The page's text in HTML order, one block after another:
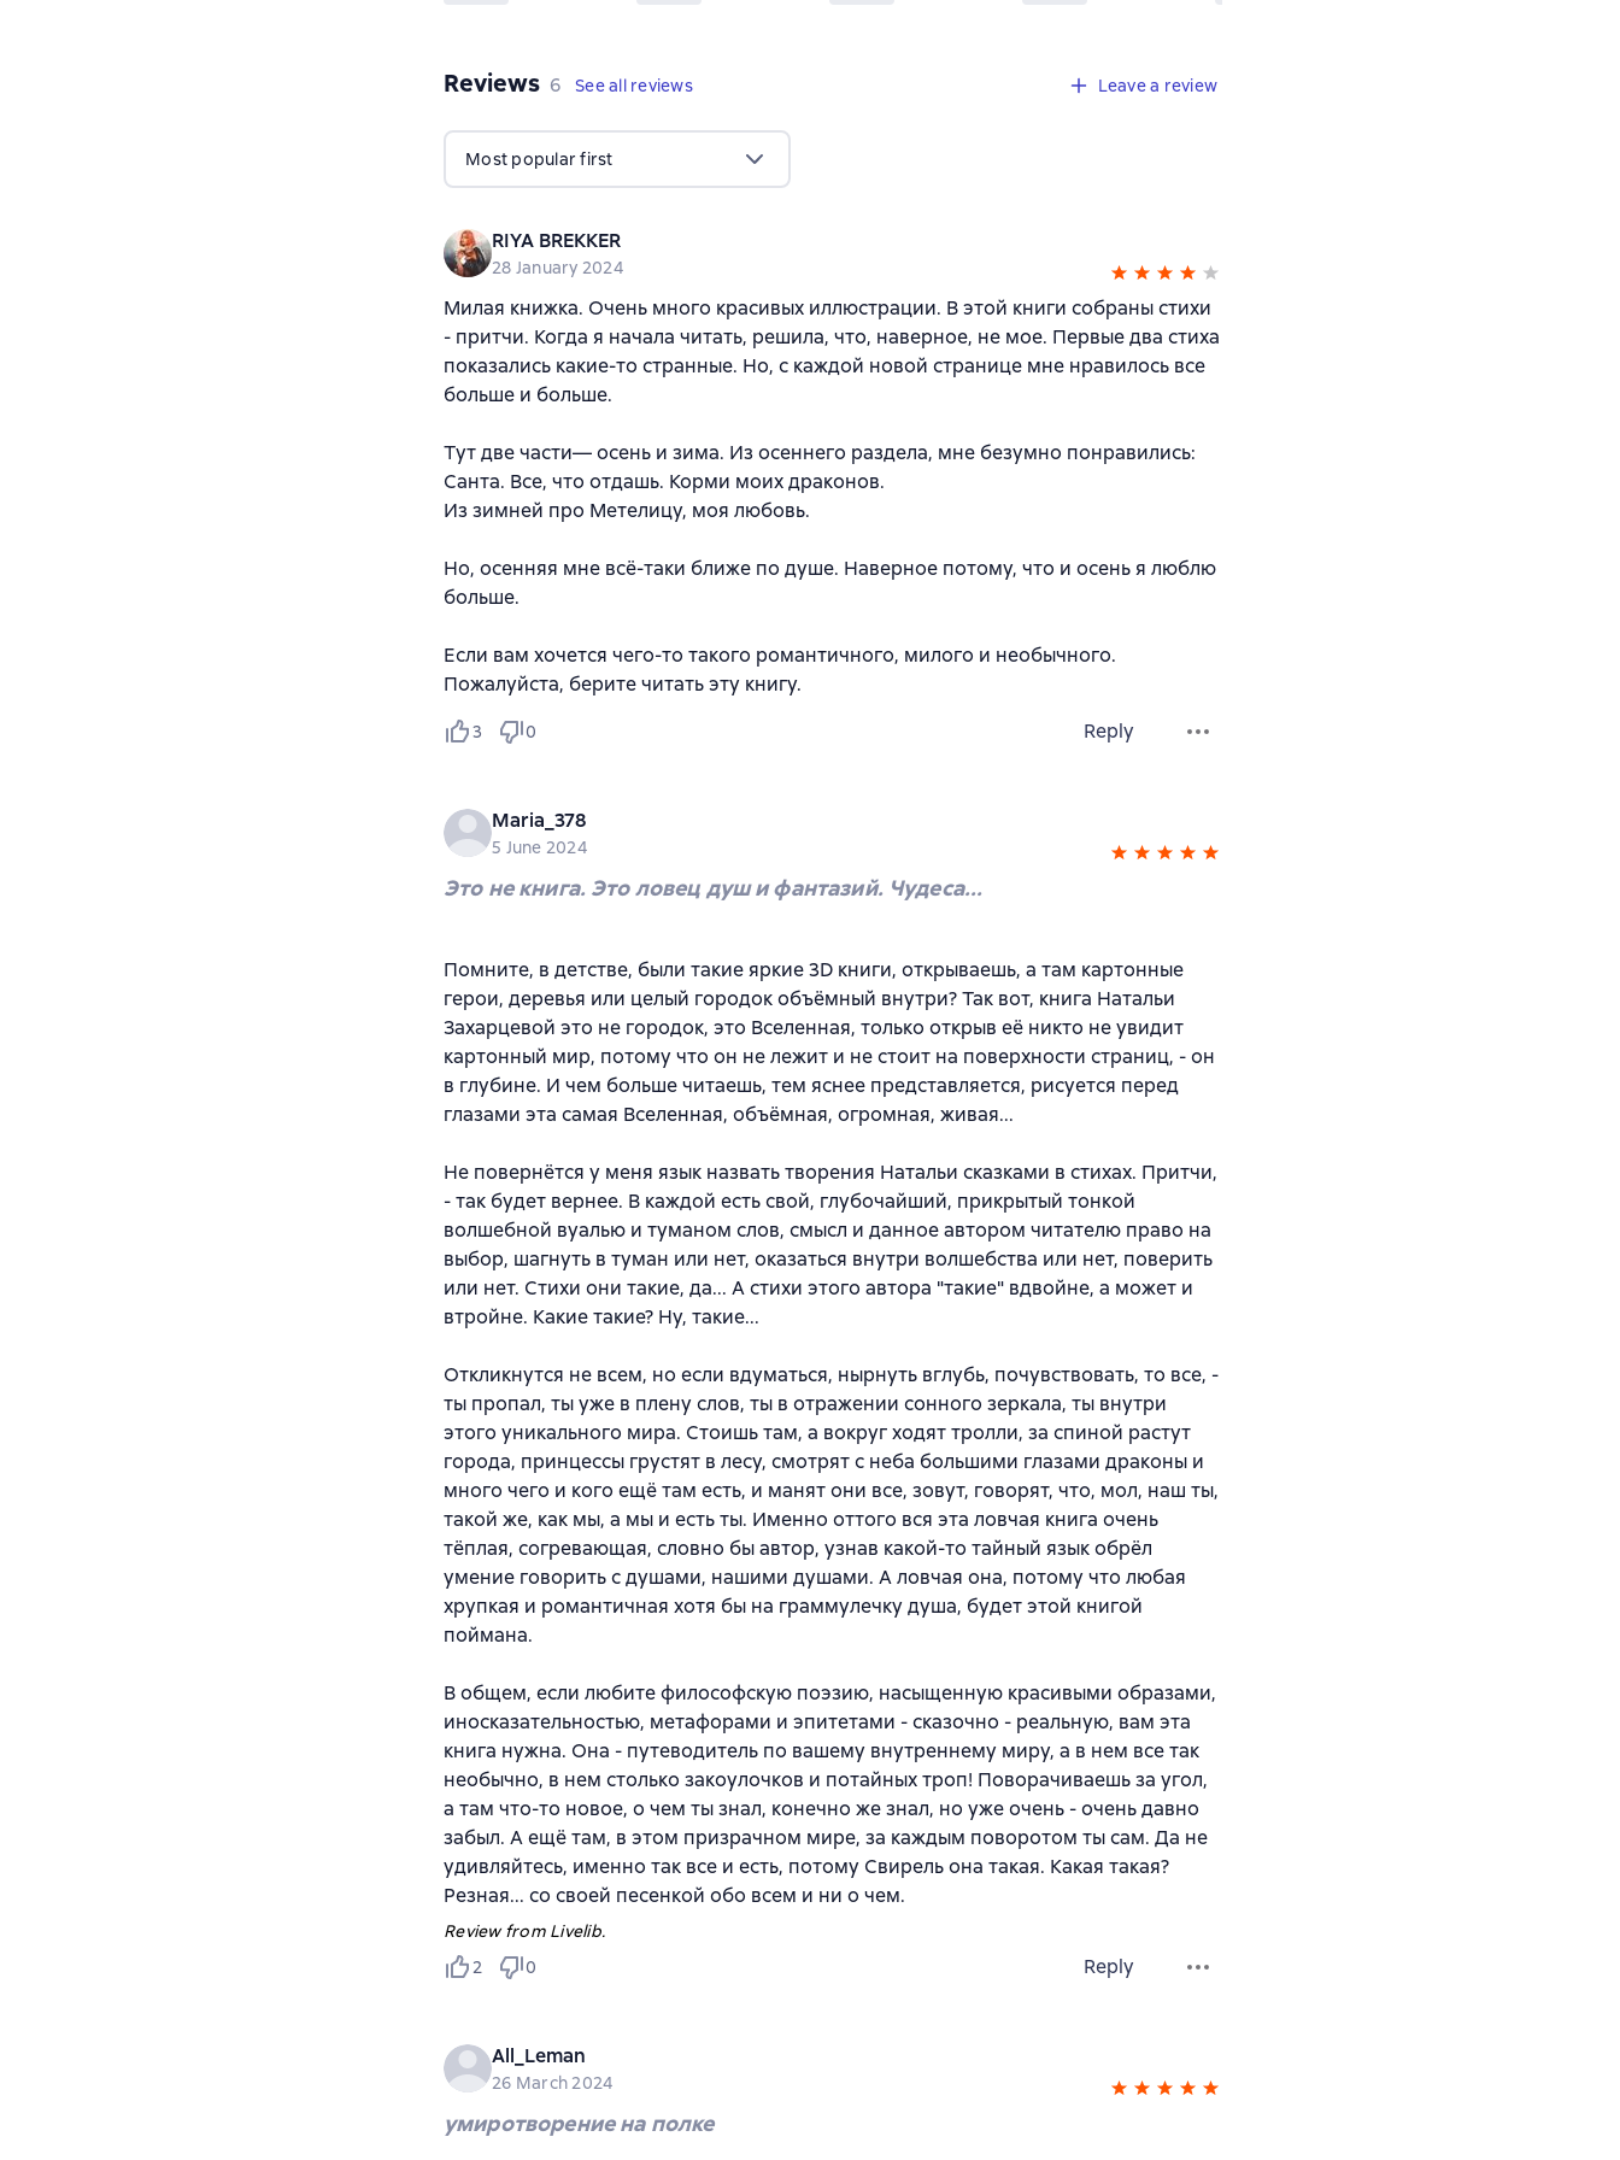
Reviews 6 reviews
6 See all reviews Leave a review
Most popular first
RIYA BREKKER
28 January 2024
Милая книжка. Очень много красивых иллюстрации. В этой книги собраны стихи
- притчи. Когда я начала читать, решила, что, наверное, не мое. Первые два стиха
показались какие-то странные. Но, с каждой новой странице мне нравилось все
больше и больше.
Тут две части— осень и зима. Из осеннего раздела, мне безумно понравились:
Санта. Все, что отдашь. Корми моих драконов.
Из зимней про Метелицу, моя любовь.
Но, осенняя мне всё-таки ближе по душе. Наверное потому, что и осень я люблю
больше.
Если вам хочется чего-то такого романтичного, милого и необычного.
Пожалуйста, берите читать эту книгу.
3 0 Reply
Maria_378
5 June 2024
Это не книга. Это ловец душ и фантазий. Чудеса...
Помните, в детстве, были такие яркие 3D книги, открываешь, а там картонные
герои, деревья или целый городок объёмный внутри? Так вот, книга Натальи
Захарцевой это не городок, это Вселенная, только открыв её никто не увидит
картонный мир, потому что он не лежит и не стоит на поверхности страниц, - он
в глубине. И чем больше читаешь, тем яснее представляется, рисуется перед
глазами эта самая Вселенная, объёмная, огромная, живая...
Не повернётся у меня язык назвать творения Натальи сказками в стихах. Притчи,
- так будет вернее. В каждой есть свой, глубочайший, прикрытый тонкой
волшебной вуалью и туманом слов, смысл и данное автором читателю право на
выбор, шагнуть в туман или нет, оказаться внутри волшебства или нет, поверить
или нет. Стихи они такие, да... А стихи этого автора "такие" вдвойне, а может и
втройне. Какие такие? Ну, такие...
Откликнутся не всем, но если вдуматься, нырнуть вглубь, почувствовать, то все, -
ты пропал, ты уже в плену слов, ты в отражении сонного зеркала, ты внутри
этого уникального мира. Стоишь там, а вокруг ходят тролли, за спиной растут
города, принцессы грустят в лесу, смотрят с неба большими глазами драконы и
много чего и кого ещё там есть, и манят они все, зовут, говорят, что, мол, наш ты,
такой же, как мы, а мы и есть ты. Именно оттого вся эта ловчая книга очень
тёплая, согревающая, словно бы автор, узнав какой-то тайный язык обрёл
умение говорить с душами, нашими душами. А ловчая она, потому что любая
хрупкая и романтичная хотя бы на граммулечку душа, будет этой книгой
поймана.
В общем, если любите философскую поэзию, насыщенную красивыми образами,
иносказательностью, метафорами и эпитетами - сказочно - реальную, вам эта
книга нужна. Она - путеводитель по вашему внутреннему миру, а в нем все так
необычно, в нем столько закоулочков и потайных троп! Поворачиваешь за угол,
а там что-то новое, о чем ты знал, конечно же знал, но уже очень - очень давно
забыл. А ещё там, в этом призрачном мире, за каждым поворотом ты сам. Да не
удивляйтесь, именно так все и есть, потому Свирель она такая. Какая такая?
Резная... со своей песенкой обо всем и ни о чем.
Review from Livelib.
2
0 Reply
All_Leman
26 March 2024
умиротворение на полке